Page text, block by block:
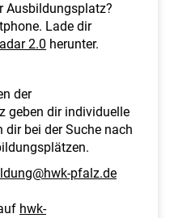
Ausbildungsplatz?
Lade dir
2.0 herunter.
der
geben dir individuelle
bei der Suche nach
pfalz.de
hwk-